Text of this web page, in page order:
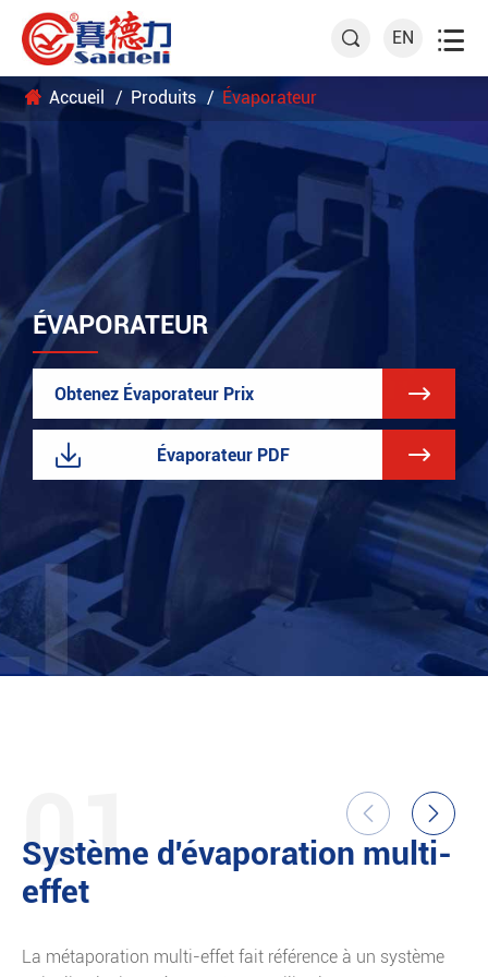
 EN 
Accueil Produits Évaporateur
ÉVAPORATEUR
Obtenez Évaporateur Prix 
 Évaporateur PDF 
01
Système d'évaporation multi-
effet
La métaporation multi-effet fait référence à un système
 